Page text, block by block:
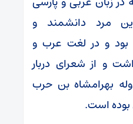
مرد دانشمند و
بود و در لغت عرب و
و از شعرای دربار
بهرامشاه بن حرب